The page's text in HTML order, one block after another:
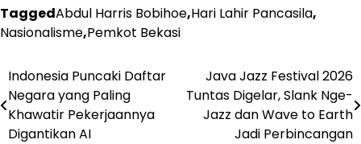
TaggedAbdul Harris Bobihoe,Hari Lahir Pancasila,
Nasionalisme,Pemkot Bekasi
Post
navigation
Indonesia Puncaki Daftar
Negara yang Paling
Khawatir Pekerjaannya
Digantikan AI
Java Jazz Festival 2026
Tuntas Digelar, Slank Nge-
Jazz dan Wave to Earth
Jadi Perbincangan